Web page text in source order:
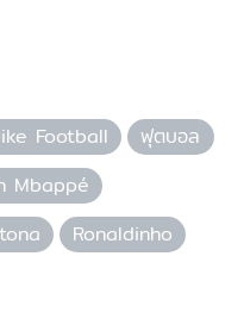
Football
ฟุตบอล
Mbappé
Ronaldinho